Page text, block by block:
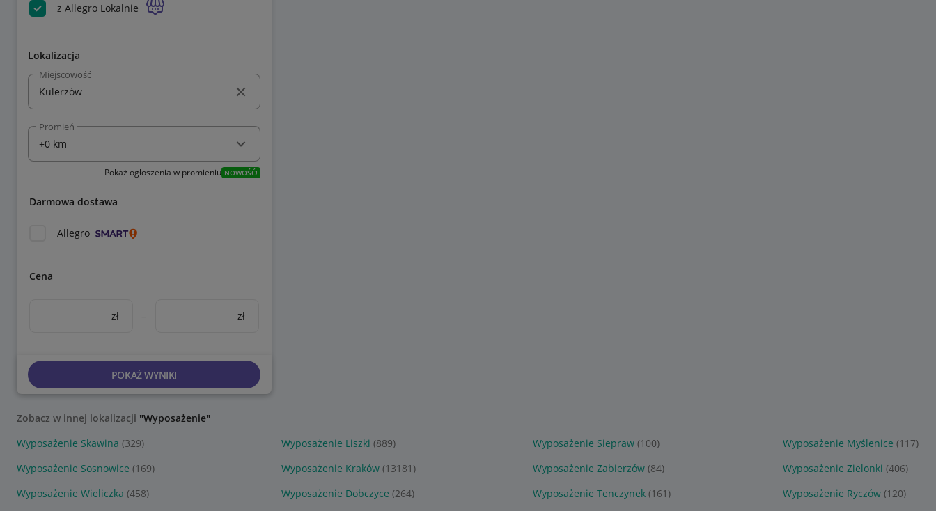
z Allegro Lokalnie
Lokalizacja
Miejscowość
Promień
Pokaż ogłoszenia w promieniu NOWOŚĆ!
Darmowa dostawa
Allegro
Cena
zł – zł
POKAŻ WYNIKI
Zobacz w innej lokalizacji "Wyposażenie"
Wyposażenie Skawina (329) Wyposażenie Liszki (889) Wyposażenie Siepraw (100) Wyposażenie Myślenice (117)
Wyposażenie Sosnowice (169) Wyposażenie Kraków (13181) Wyposażenie Zabierzów (84) Wyposażenie Zielonki (406)
Wyposażenie Wieliczka (458) Wyposażenie Dobczyce (264) Wyposażenie Tenczynek (161) Wyposażenie Ryczów (120)